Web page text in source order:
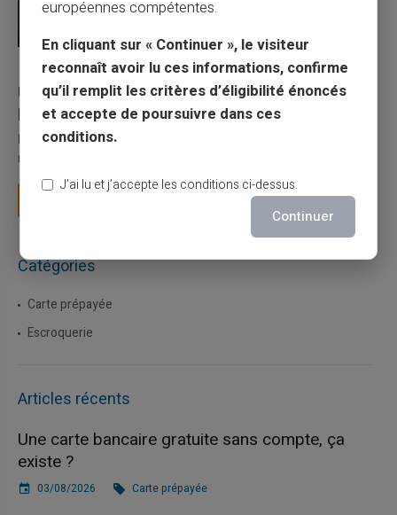
27/07/2026 Veritas Carte prépayée
Utilisation responsable du paiement mobile avec
la carte Veritas
Le paiement mobile s'est imposé dans les habitudes quotidiennes,
mais il appelle des réflexes pour é...
Catégories
Carte prépayée
Escroquerie
Articles récents
Une carte bancaire gratuite sans compte, ça
existe ?
03/08/2026 Carte prépayée
européennes compétentes.
En cliquant sur « Continuer », le visiteur
reconnaît avoir lu ces informations, confirme
qu’il remplit les critères d’éligibilité énoncés
et accepte de poursuivre dans ces
conditions.
J’ai lu et j’accepte les conditions ci-dessus.
Continuer